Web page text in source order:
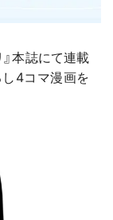
本誌にて連載
4コマ漫画を